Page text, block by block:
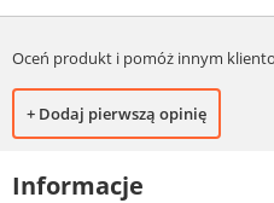
Oceń produkt i pomóż innym
+ Dodaj pierwszą opinię
Informacje